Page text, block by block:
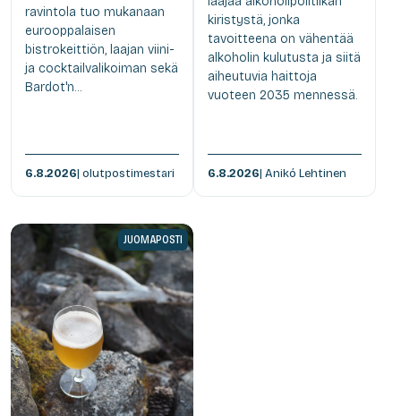
ravintola tuo mukanaan
eurooppalaisen
bistrokeittiön, laajan viini-
ja cocktailvalikoiman sekä
Bardot'n...
6.8.2026| olutpostimestari
kiristystä, jonka
tavoitteena on vähentää
alkoholin kulutusta ja siitä
aiheutuvia haittoja
vuoteen 2035 mennessä.
6.8.2026| Anikó Lehtinen
JUOMAPOSTI